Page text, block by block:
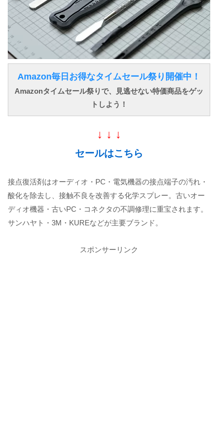
Amazon毎日お得なタイムセール祭り開催中！
Amazonタイムセール祭りで、見逃せない特価商品をゲッ
トしよう！
↓ ↓ ↓
セールはこちら
接点復活剤はオーディオ・PC・電気機器の接点端子の汚れ・
酸化を除去し、接触不良を改善する化学スプレー。古いオー
ディオ機器・古いPC・コネクタの不調修理に重宝されます。
サンハヤト・3M・KUREなどが主要ブランド。
スポンサーリンク